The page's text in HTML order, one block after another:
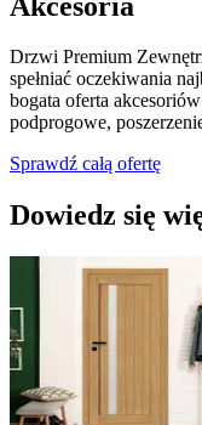
Drzwi Premium
spełniać oczekiwania
bogata oferta
podprogowe,
Sprawdź całą ofertę
Dowiedz się